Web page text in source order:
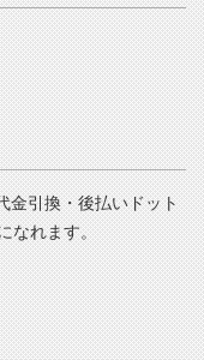
金引換・後払いドット
なれます。